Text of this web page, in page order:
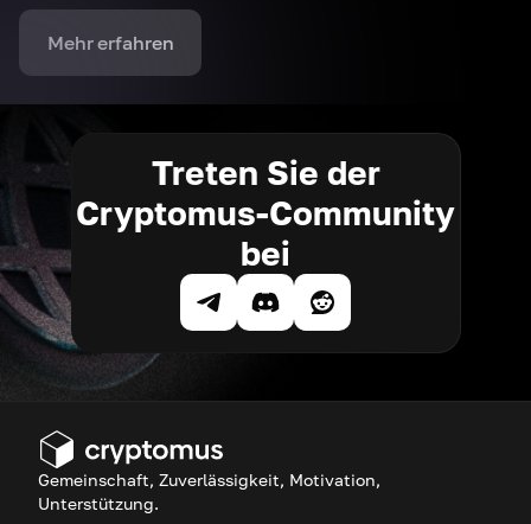
Mehr erfahren
Treten Sie der
Cryptomus-Community
bei
Gemeinschaft, Zuverlässigkeit, Motivation,
Unterstützung.